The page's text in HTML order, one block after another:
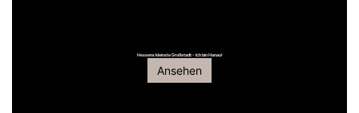
Hessens kleinste Großstadt - Ich bin Hanau!
Ansehen